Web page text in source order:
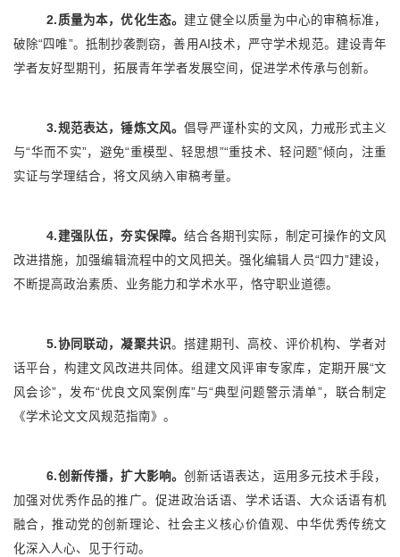
2.质量为本，优化生态。 建立健全以质量为中心的审稿标准，
破除“四唯”。抵制抄袭剽窃，善用AI技术，严守学术规范。建设青年
学者友好型期刊，拓展青年学者发展空间，促进学术传承与创新。
3.规范表达，锤炼文风。倡导严谨朴实的文风，力戒形式主义
与“华而不实”，避免“重模型、轻思想”“重技术、轻问题”倾向，注重
实证与学理结合，将文风纳入审稿考量。
4.建强队伍，夯实保障。结合各期刊实际，制定可操作的文风
改进措施，加强编辑流程中的文风把关。强化编辑人员“四力”建设，
不断提高政治素质、业务能力和学术水平，恪守职业道德。
5.协同联动，凝聚共识。搭建期刊、高校、评价机构、学者对
话平台，构建文风改进共同体。组建文风评审专家库，定期开展“文
风会诊”，发布“优良文风案例库”与“典型问题警示清单”，联合制定
《学术论文文风规范指南》。
6.创新传播，扩大影响。创新话语表达，运用多元技术手段，
加强对优秀作品的推广。促进政治话语、学术话语、大众话语有机
融合，推动党的创新理论、社会主义核心价值观、中华优秀传统文
化深入人心、见于行动。